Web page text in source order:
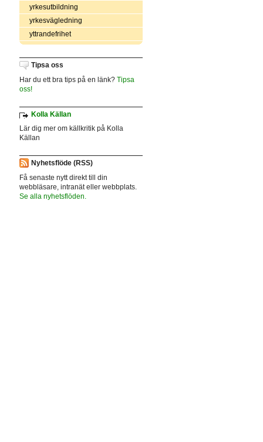
yrkesutbildning
yrkesvägledning
yttrandefrihet
Tipsa oss
Har du ett bra tips på en länk? Tipsa
oss!
Kolla Källan
Lär dig mer om källkritik på Kolla
Källan
Nyhetsflöde (RSS)
Få senaste nytt direkt till din
webbläsare, intranät eller webbplats.
Se alla nyhetsflöden.